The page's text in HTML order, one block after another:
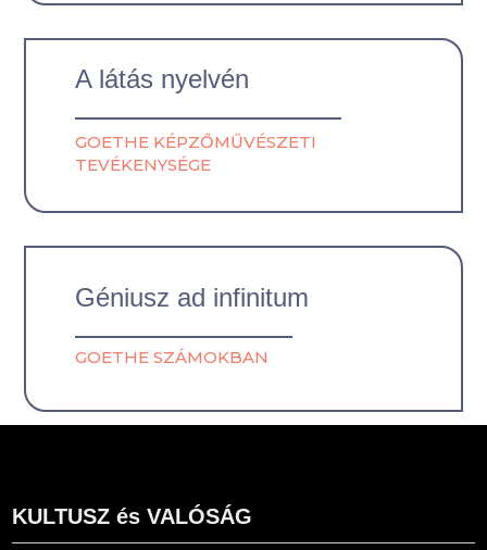
A látás nyelvén
GOETHE KÉPZŐMŰVÉSZETI
TEVÉKENYSÉGE
Géniusz ad infinitum
GOETHE SZÁMOKBAN
KULTUSZ és VALÓSÁG